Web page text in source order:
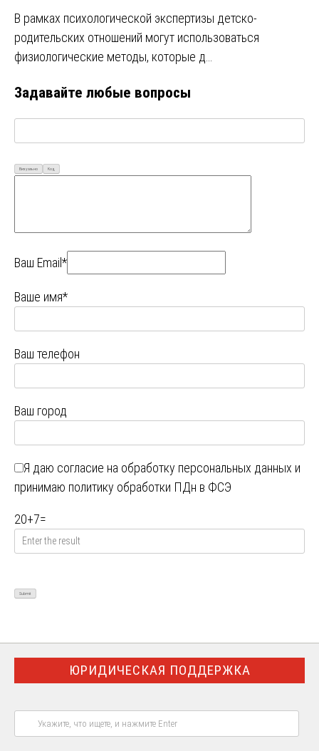
В рамках психологической экспертизы детско-
родительских отношений могут использоваться
физиологические методы, которые д…
Задавайте любые вопросы
Визуально Код
Ваш Email*
Ваше имя*
Ваш телефон
Ваш город
Я даю согласие на обработку персональных данных и
принимаю политику обработки ПДн в ФСЭ
20+7=
ЮРИДИЧЕСКАЯ ПОДДЕРЖКА